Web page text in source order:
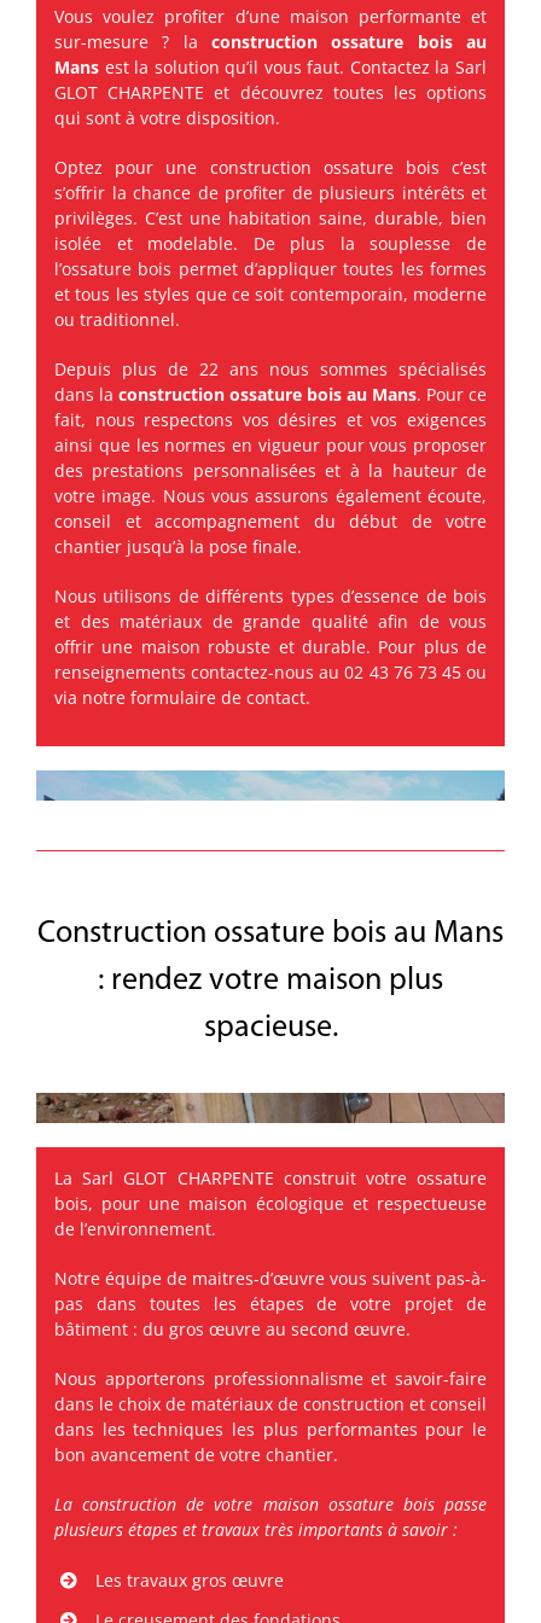
Vous voulez profiter d’une maison performante et
sur-mesure ? la construction ossature boisau
Mans est la solution qu’il vous faut. Contactez la Sarl
GLOT CHARPENTE et découvrez toutes les options
qui sont à votre disposition.
Optez pour une construction ossature bois c’est
s’offrir la chance de profiter de plusieurs intérêts et
privilèges. C’est une habitation saine, durable, bien
isolée et modelable. De plus la souplesse de
l’ossature bois permet d’appliquer toutes les formes
et tous les styles que ce soit contemporain, moderne
ou traditionnel.
Depuis plus de 22 ans nous sommes spécialisés
dans la construction ossature bois au Mans. Pour ce
fait, nous respectons vos désires et vos exigences
ainsi que les normes en vigueur pour vous proposer
des prestations personnalisées et à la hauteur de
votre image. Nous vous assurons également écoute,
conseil et accompagnement du début de votre
chantier jusqu’à la pose finale.
Nous utilisons de différents types d’essence de bois
et des matériaux de grande qualité afin de vous
offrir une maison robuste et durable. Pour plus de
renseignements contactez-nous au 02 43 76 73 45 ou
via notre formulaire de contact.
Construction ossature bois au Mans
: rendez votre maison plus
spacieuse.
La Sarl GLOT CHARPENTE construit votre ossature
bois, pour une maison écologique et respectueuse
de l’environnement.
Notre équipe de maitres-d’œuvre vous suivent pas-à-
pas dans toutes les étapes de votre projet de
bâtiment : du gros œuvre au second œuvre.
Nous apporterons professionnalisme et savoir-faire
dans le choix de matériaux de construction et conseil
dans les techniques les plus performantes pour le
bon avancement de votre chantier.
La construction de votre maison ossature bois passe
plusieurs étapes et travaux très importants à savoir :
Les travaux gros œuvre